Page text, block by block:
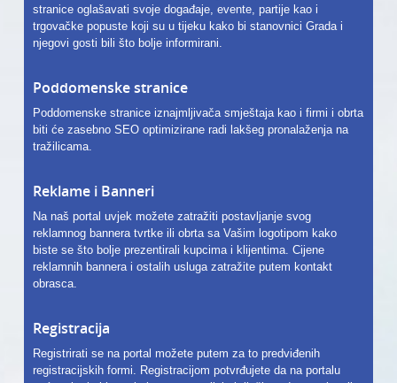
stranice oglašavati svoje događaje, evente, partije kao i
trgovačke popuste koji su u tijeku kako bi stanovnici Grada i
njegovi gosti bili što bolje informirani.
Poddomenske stranice
Poddomenske stranice iznajmljivača smještaja kao i firmi i obrta
biti će zasebno SEO optimizirane radi lakšeg pronalaženja na
tražilicama.
Reklame i Banneri
Na naš portal uvjek možete zatražiti postavljanje svog
reklamnog bannera tvrtke ili obrta sa Vašim logotipom kako
biste se što bolje prezentirali kupcima i klijentima. Cijene
reklamnih bannera i ostalih usluga zatražite putem kontakt
obrasca.
Registracija
Registrirati se na portal možete putem za to predviđenih
registracijskih formi. Registracijom potvrđujete da na portalu